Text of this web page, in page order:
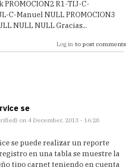
R1-TIJ-C-
C-Manuel NULL PROMOCION3
NULL NULL Gracias...
Log in to post comments
se
on 4 December, 2013 - 16:28
se puede realizar un reporte
en una tabla se muestre la
tipo carnet teniendo en cuenta